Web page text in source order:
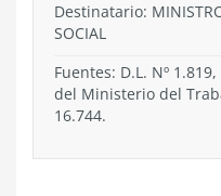
Destinatario:
SOCIAL
Fuentes: D.L. Nº
del Ministerio del
16.744.